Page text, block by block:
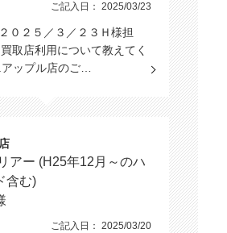
ご記入日： 2025/03/23
０２５／３／２３Ｈ様担
取店利用について教えてく
ップル店のご…
アー (H25年12月～のハ
含む)
ご記入日： 2025/03/20